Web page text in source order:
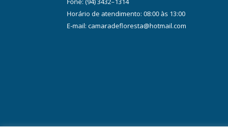
Horário de atendimento: 08:00 às 13:00
E-mail: camaradefloresta@hotmail.com